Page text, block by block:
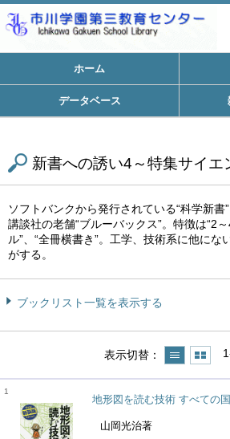
ホーム
データベース
新書への誘い4～特集サイエ
ソフトバンクから発行されている“科学新書
講談社の老舗“ブルーバックス”。特徴は“2
ル”、“全冊横書き”。工学、技術系に他にな
がする。
ブックリスト一覧を表示する
表示切替
1
地形図を読む技術 すべての国土を正確に描いた基本図
山岡光治著